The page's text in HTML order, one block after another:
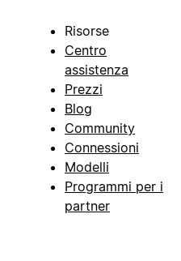
Risorse
Centro
assistenza
Prezzi
Blog
Community
Connessioni
Modelli
Programmi per i
partner